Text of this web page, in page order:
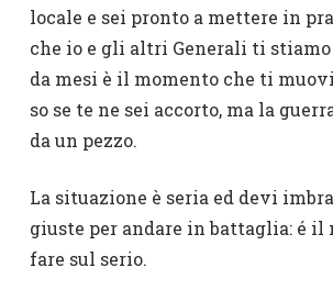
locale e sei pronto a mettere in
che io e gli altri Generali ti
da mesi è il momento che ti
so se te ne sei accorto, ma la
da un pezzo.
La situazione è seria ed devi
giuste per andare in battaglia: é il
fare sul serio.